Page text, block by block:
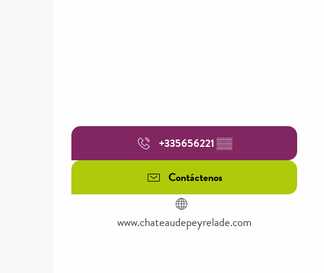
+335656221▒▒
Contáctenos
www.chateaudepeyrelade.com